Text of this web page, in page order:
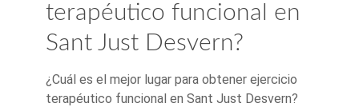
terapéutico funcional en
Sant Just Desvern?
¿Cuál es el mejor lugar para obtener ejercicio
terapéutico funcional en Sant Just Desvern?